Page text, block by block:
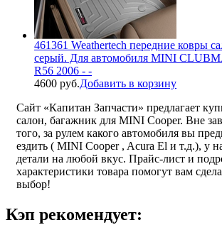
461361 Weathertech передние ковры
серый. Для автомобиля MINI
R56 2006 - -
4600 руб.Добавить в корзину
Сайт «Капитан Запчасти» предлагает
салон, багажник для MINI Cooper. Вне
того, за рулем какого автомобиля вы
ездить ( MINI Cooper , Acura El и т.д.), у
детали на любой вкус. Прайс-лист и
характеристики товара помогут вам
выбор!
Кэп рекомендует: